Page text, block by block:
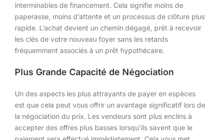
interminables de financement. Cela signifie moins de
paperasse, moins d’attente et un processus de clôture plus
rapide. L’achat devient un chemin dégagé, prêt à recevoir
les clés de votre nouveau foyer sans les retards
fréquemment associés à un prêt hypothécaire.
Plus Grande Capacité de Négociation
Un des aspects les plus attrayants de payer en espèces
est que cela peut vous offrir un avantage significatif lors de
la négociation du prix. Les vendeurs sont plus enclins à
accepter des offres plus basses lorsqu’ils savent que le